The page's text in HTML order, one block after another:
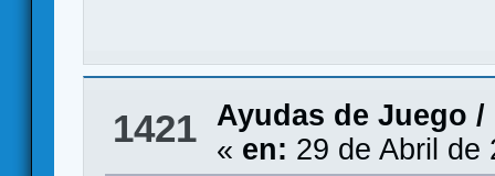
1421 Ayudas de Juego /
« en: 29 de Abril